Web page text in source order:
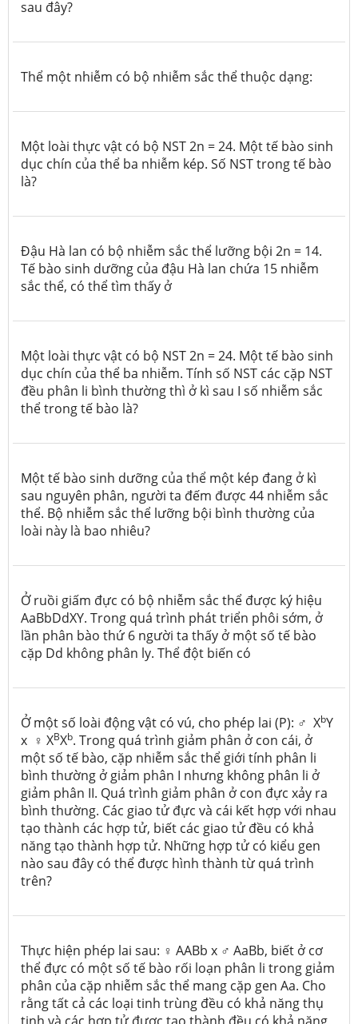
sau đây?
Thể một nhiễm có bộ nhiễm sắc thể thuộc dạng:
Một loài thực vật có bộ NST 2n = 24. Một tế bào sinh
dục chín của thể ba nhiễm kép. Số NST trong tế bào
là?
Đậu Hà lan có bộ nhiễm sắc thể lưỡng bội 2n = 14.
Tế bào sinh dưỡng của đậu Hà lan chứa 15 nhiễm
sắc thể, có thể tìm thấy ở
Một loài thực vật có bộ NST 2n = 24. Một tế bào sinh
dục chín của thể ba nhiễm. Tính số NST các cặp NST
đều phân li bình thường thì ở kì sau I số nhiễm sắc
thể trong tế bào là?
Một tế bào sinh dưỡng của thể một kép đang ở kì
sau nguyên phân, người ta đếm được 44 nhiễm sắc
thể. Bộ nhiễm sắc thể lưỡng bội bình thường của
loài này là bao nhiêu?
Ở ruồi giấm đực có bộ nhiễm sắc thể được ký hiệu
AaBbDdXY. Trong quá trình phát triển phôi sớm, ở
lần phân bào thứ 6 người ta thấy ở một số tế bào
cặp Dd không phân ly. Thể đột biến có
Ở một số loài động vật có vú, cho phép lai (P): ♂ XbY
x ♀ XBXb. Trong quá trình giảm phân ở con cái, ở
một số tế bào, cặp nhiễm sắc thể giới tính phân li
bình thường ở giảm phân I nhưng không phân li ở
giảm phân II. Quá trình giảm phân ở con đực xảy ra
bình thường. Các giao tử đực và cái kết hợp với nhau
tạo thành các hợp tử, biết các giao tử đều có khả
năng tạo thành hợp tử. Những hợp tử có kiểu gen
nào sau đây có thể được hình thành từ quá trình
trên?
Thực hiện phép lai sau: ♀ AABb x ♂ AaBb, biết ở cơ
thể đực có một số tế bào rối loạn phân li trong giảm
phân của cặp nhiễm sắc thể mang cặp gen Aa. Cho
rằng tất cả các loại tinh trùng đều có khả năng thụ